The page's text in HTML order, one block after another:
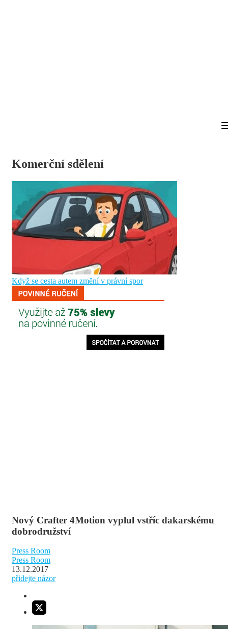
Nový Crafter 4Motion vyplul vstříc dakarskému
dobrodružství
Press Room
Press Room
13.12.2017
přidejte názor
Komerční sdělení
Když se cesta autem změní v právní spor